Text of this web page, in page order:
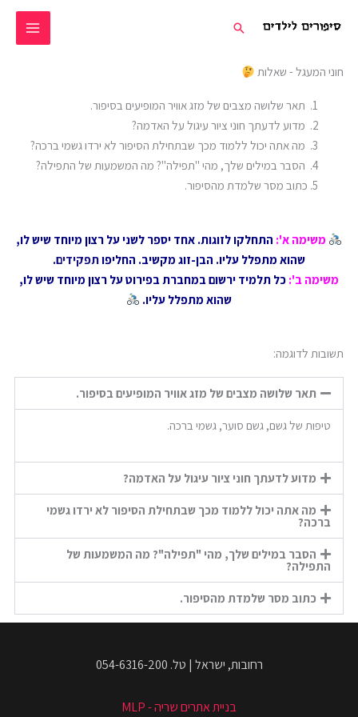
לתוכן
חיפוש
חוני המעגל - שאלות
תאר שלושה מצבים של מזג אוויר המופיעים בסיפור.
מדוע לדעתך חוני ציור עיגול על האדמה?
מה אתה יכול ללמוד מכך שבתחילת הסיפור לא ירדו גשמי ברכה?
הסבר במילים שלך, מהי "תפילה"? מה המשמעות של התפילה?
כתוב מסר שלמדת מהסיפור.
משימה א': התחלקו לזוגות. אחד יספר לשני על רצון מיוחד שיש לו,
שהוא מתפלל עליו. הבן-זוג מקשיב. החליפותפקידים.
משימה ב': כל תלמיד ירשום במחברת בפירוט על רצון מיוחד שיש לו,
שהוא מתפלל עליו.
תשובות לדוגמה:
תאר שלושה מצבים של מזג אוויר המופיעים בסיפור.
טיפות של גשם, גשם סוער, גשמי ברכה.
מדוע לדעתך חוני ציור עיגול על האדמה?
מה אתה יכול ללמוד מכך שבתחילת הסיפור לא ירדו גשמי
ברכה?
הסבר במילים שלך, מהי "תפילה"? מה המשמעות של
התפילה?
כתוב מסר שלמדת מהסיפור.
רחובות, ישראל | טל. 054-6316-200
בניית אתרים שריה - MLP